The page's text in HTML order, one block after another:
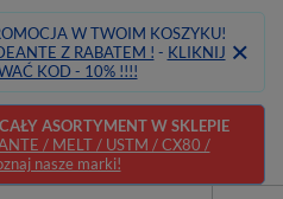
W TWOIM KOSZYKU!
Z RABATEM ! - KLIKNIJ
KOD - 10% !!!!
ASORTYMENT W SKLEPIE
/ MELT / USTM / CX80 /
nasze marki!